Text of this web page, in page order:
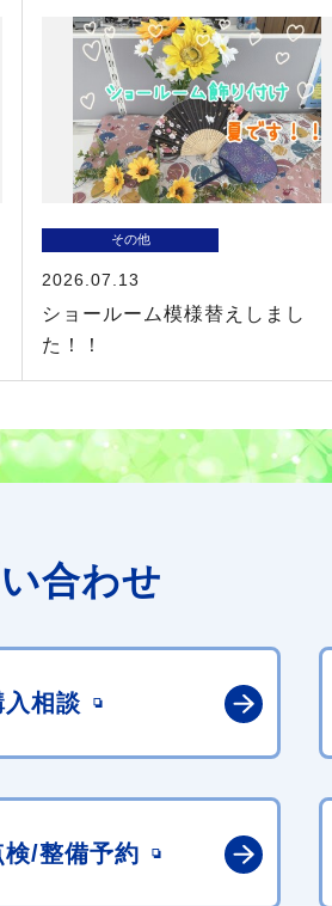
その他
2026.07.13
ショールーム模様替えしまし
た！！
合わせ
入相談
検/整備予約